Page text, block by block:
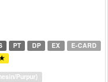
PT DP EX
E-CARD
Purpur)